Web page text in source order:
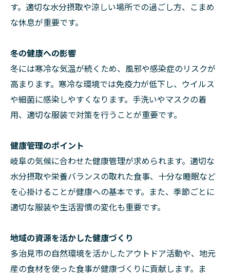
す。適切な水分摂取や涼しい場所での過ごし方、こまめ
な休息が重要です。
冬の健康への影響
冬には寒冷な気温が続くため、風邪や感染症のリスクが
高まります。寒冷な環境では免疫力が低下し、ウイルス
や細菌に感染しやすくなります。手洗いやマスクの着
用、適切な服装で対策を行うことが重要です。
健康管理のポイント
岐阜の気候に合わせた健康管理が求められます。適切な
水分摂取や栄養バランスの取れた食事、十分な睡眠など
を心掛けることが健康への基本です。また、季節ごとに
適切な服装や生活習慣の変化も重要です。
地域の資源を活かした健康づくり
多治見市の自然環境を活かしたアウトドア活動や、地元
産の食材を使った食事が健康づくりに貢献します。ま